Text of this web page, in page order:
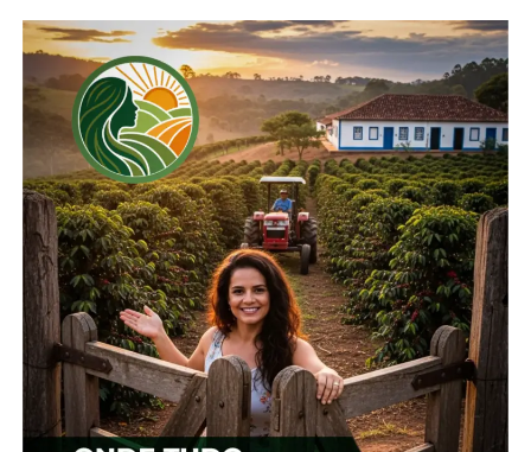
favorável.
De acordo com o engenheiro agrônomo da Seab,
Carlos Hugo Godinho, a produção da 1ª safra é um
pouco menor do que a do ano passado, tanto pelo
recuo de área, quanto de produtividade, gerando
uma valorização muito grande dos preços e
estimulando o plantio da segunda safra. “Para a
segunda safra, a situação mudou bastante. A nossa
estimativa de área foi 36% superior à da segunda
safra do ano passado. E, com isso, a gente tinha a
chance, em abril, na nossa última avaliação de
produção, de produzir 174 mil toneladas. Apesar
disso, o que a gente observou agora nesses
últimos tempos, foram problemas, tanto de